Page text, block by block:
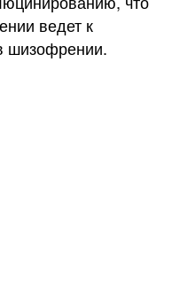
ведет к
шизофрении.